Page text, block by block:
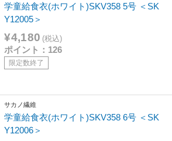
学童給食衣(ホワイト)SKV358 5号 ＜SK
Y12005＞
¥4,180 (税込)
ポイント：126
限定数終了
サカノ繊維
学童給食衣(ホワイト)SKV358 6号 ＜SK
Y12006＞